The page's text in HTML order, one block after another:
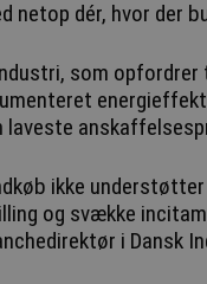
dér, hvor der
som
laveste
ikke
og svække
i Dansk